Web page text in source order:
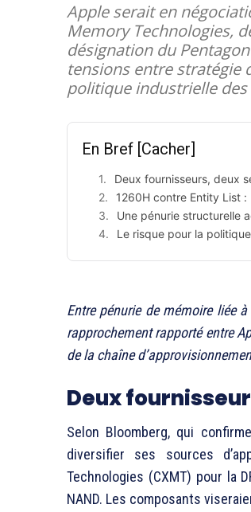
Apple serait en
Memory Technologies,
désignation du
tensions entre stratégie
politique industrielle
En Bref [Cacher]
Deux fournisseurs, deux
1260H contre Entity List
Une pénurie structurelle
Le risque pour la
Entre pénurie de mémoire liée
rapprochement rapporté entre
de la chaîne
Deux
Selon Bloomberg, qui
diversifier ses sources
Technologies (CXMT) pour la
NAND. Les composants